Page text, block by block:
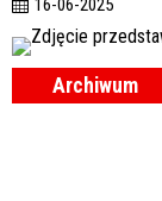
Archiwum